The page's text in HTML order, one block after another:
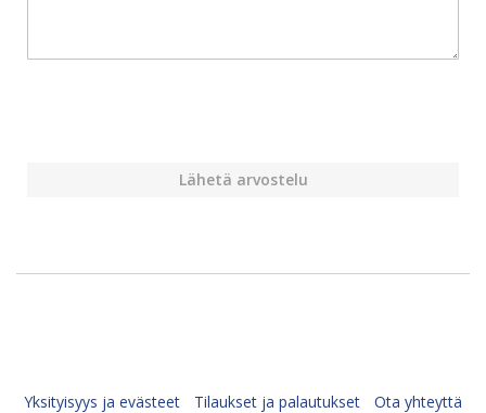
Lähetä arvostelu
Yksityisyys ja evästeet Tilaukset ja palautukset
Ota yhteyttä